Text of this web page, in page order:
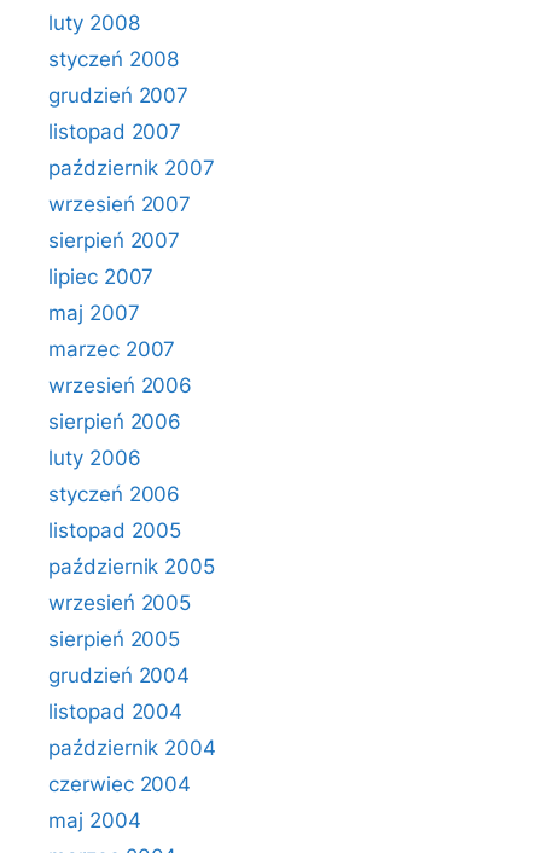
luty 2008
styczeń 2008
grudzień 2007
listopad 2007
październik 2007
wrzesień 2007
sierpień 2007
lipiec 2007
maj 2007
marzec 2007
wrzesień 2006
sierpień 2006
luty 2006
styczeń 2006
listopad 2005
październik 2005
wrzesień 2005
sierpień 2005
grudzień 2004
listopad 2004
październik 2004
czerwiec 2004
maj 2004